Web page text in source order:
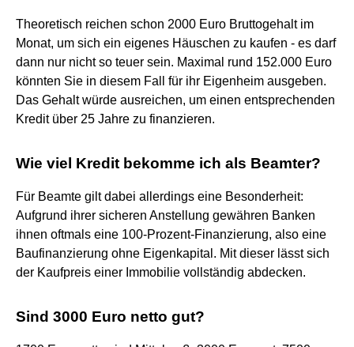
Theoretisch reichen schon 2000 Euro Bruttogehalt im
Monat, um sich ein eigenes Häuschen zu kaufen - es darf
dann nur nicht so teuer sein. Maximal rund 152.000 Euro
könnten Sie in diesem Fall für ihr Eigenheim ausgeben.
Das Gehalt würde ausreichen, um einen entsprechenden
Kredit über 25 Jahre zu finanzieren.
Wie viel Kredit bekomme ich als Beamter?
Für Beamte gilt dabei allerdings eine Besonderheit:
Aufgrund ihrer sicheren Anstellung gewähren Banken
ihnen oftmals eine 100-Prozent-Finanzierung, also eine
Baufinanzierung ohne Eigenkapital. Mit dieser lässt sich
der Kaufpreis einer Immobilie vollständig abdecken.
Sind 3000 Euro netto gut?